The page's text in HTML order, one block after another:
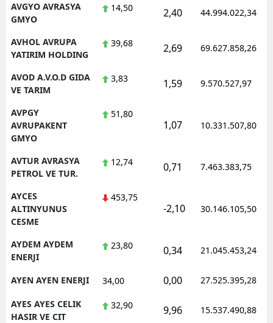
AVGYO AVRASYA
GMYO
14,50 2,40 44.994.022,34
AVHOL AVRUPA
YATIRIM HOLDING
39,68 2,69 69.627.858,26
AVOD A.V.O.D GIDA
VE TARIM
3,83 1,59 9.570.527,97
AVPGY
AVRUPAKENT
GMYO
51,80
1,07 10.331.507,80
AVTUR AVRASYA
PETROL VE TUR.
12,74 0,71 7.463.383,75
AYCES
ALTINYUNUS
CESME
453,75
-2,10 30.146.105,50
AYDEM AYDEM
ENERJI
23,80 0,34 21.045.453,24
AYEN AYEN ENERJI 34,00 0,00 27.525.395,28
AYES AYES CELIK
HASIR VE CIT
32,90 9,96 15.537.490,88